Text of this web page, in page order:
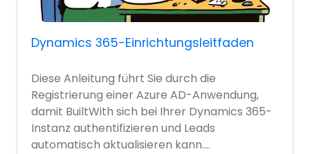
Dynamics 365-Einrichtungsleitfaden
Diese Anleitung führt Sie durch die
Registrierung einer Azure AD-Anwendung,
damit BuiltWith sich bei Ihrer Dynamics 365-
Instanz authentifizieren und Leads
automatisch aktualisieren kann....